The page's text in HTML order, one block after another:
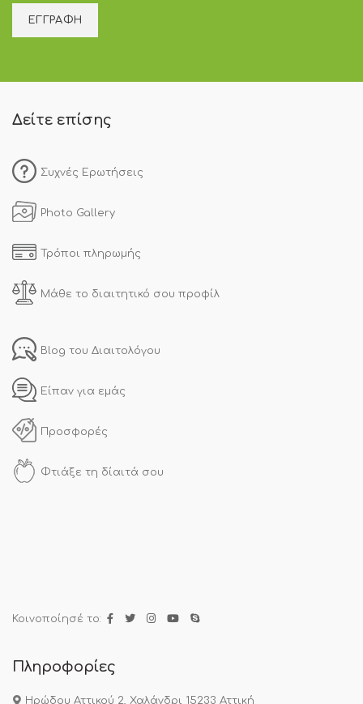
Δείτε επίσης
Συχνές Ερωτήσεις
Photo Gallery
Τρόποι πληρωμής
Μάθε το διαιτητικό σου προφίλ
Blog του Διαιτολόγου
Είπαν για εμάς
Προσφορές
Φτιάξε τη δίαιτά σου
Κοινοποίησέ το:
Πληροφορίες
Ηρώδου Αττικού 2, Χαλάνδρι 15233 Αττική